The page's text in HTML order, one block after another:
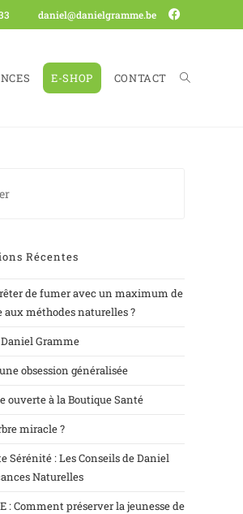
daniel@danielgramme.be
E-SHOP CONTACT
Récentes
de fumer avec un maximum de
aux méthodes naturelles ?
Gramme
obsession généralisée
ouverte à la Boutique Santé
miracle ?
Sérénité : Les Conseils de Daniel
Naturelles
: Comment préserver la jeunesse de